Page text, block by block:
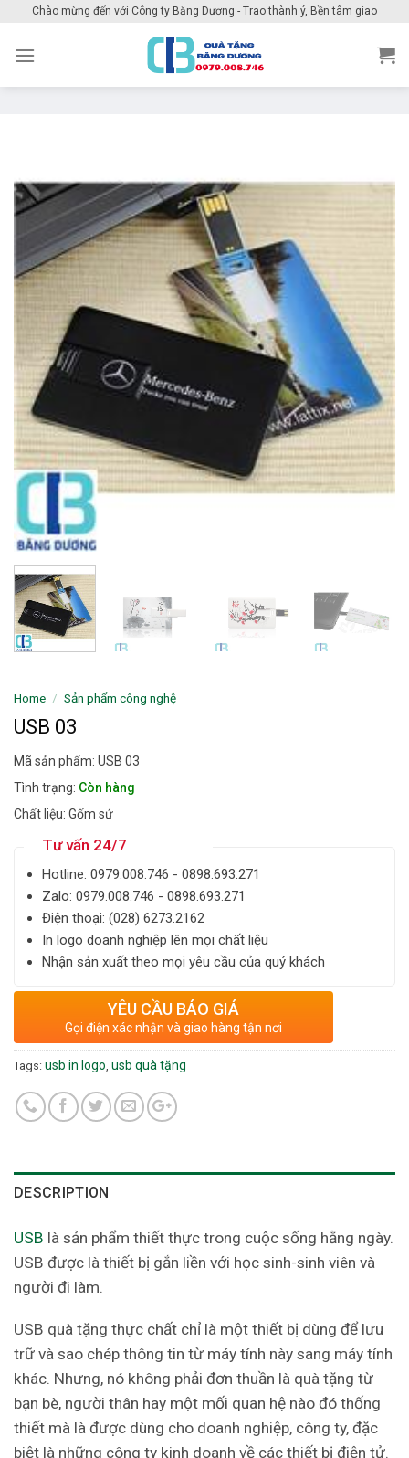
content
Chào mừng đến với Công ty Băng Dương - Trao thành ý, Bền tâm giao
Home / Sản phẩm công nghệ
USB 03
Mã sản phẩm: USB 03
Tình trạng: Còn hàng
Chất liệu: Gốm sứ
Tư vấn 24/7
Hotline: ‎0979.008.746 - 0898.693.271
Zalo: ‎‎0979.008.746 - 0898.693.271
Điện thoại: ‎(028) 6273.2162
In logo doanh nghiệp lên mọi chất liệu
Nhận sản xuất theo mọi yêu cầu của quý khách
YÊU CẦU BÁO GIÁ
Gọi điện xác nhận và giao hàng tận nơi
Tags: usb in logo usb quà tặng
DESCRIPTION
USB là sản phẩm thiết thực trong cuộc sống hằng ngày.
USB được là thiết bị gắn liền với học sinh-sinh viên và
người đi làm.
USB quà tặng thực chất chỉ là một thiết bị dùng để lưu
trữ và sao chép thông tin từ máy tính này sang máy tính
khác. Nhưng, nó không phải đơn thuần là quà tặng từ
bạn bè, người thân hay một mối quan hệ nào đó thống
thiết mà là được dùng cho doanh nghiệp, công ty, đặc
biệt là những công ty kinh doanh về các thiết bị điện tử.